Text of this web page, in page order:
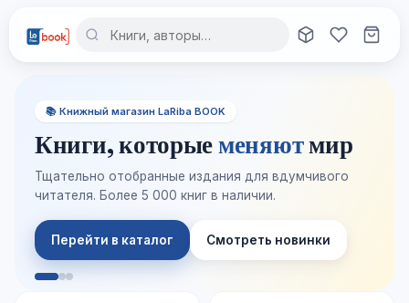
📚 Книжный магазин LaRiba BOOK
Книги, которыеменяютмир
Тщательно отобранные издания для вдумчивого
читателя. Более 5 000 книг в наличии.
Перейти в каталог Смотреть новинки